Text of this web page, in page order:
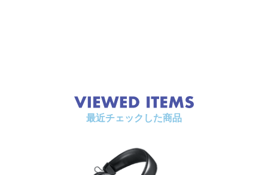
最近チェックした商品